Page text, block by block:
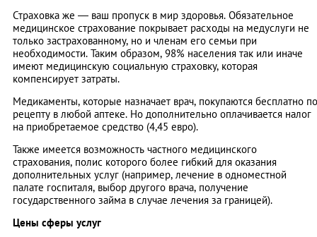
Страховка же — ваш пропуск в мир здоровья. Обязательное
медицинское страхование покрывает расходы на медуслуги не
только застрахованному, но и членам его семьи при
необходимости. Таким образом, 98% населения так или иначе
имеют медицинскую социальную страховку, которая
компенсирует затраты.
Медикаменты, которые назначает врач, покупаются бесплатно по
рецепту в любой аптеке. Но дополнительно оплачивается налог
на приобретаемое средство (4,45 евро).
Также имеется возможность частного медицинского
страхования, полис которого более гибкий для оказания
дополнительных услуг (например, лечение в одноместной
палате госпиталя, выбор другого врача, получение
государственного займа в случае лечения за границей).
Цены сферы услуг